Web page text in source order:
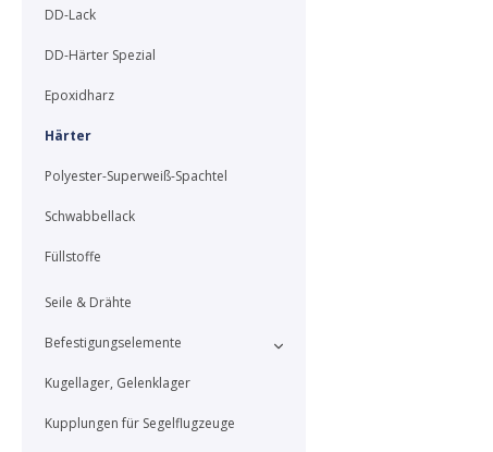
DD-Lack
DD-Härter Spezial
Epoxidharz
Härter
Polyester-Superweiß-Spachtel
Schwabbellack
Füllstoffe
Seile & Drähte
Befestigungselemente
Kugellager, Gelenklager
Kupplungen für Segelflugzeuge